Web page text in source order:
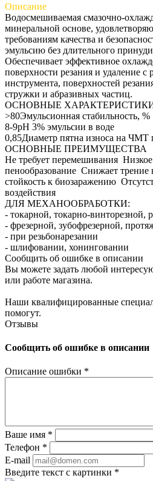
Описание
Водосмешиваемая смазочно-
минеральной основе,
требованиям качества и
эмульсию без длительного
Обеспечивает эффективное
поверхности резания и удаление с
инструмента, поверхностей
стружки и абразивных частиц.
ОСНОВНЫЕ
>80Эмульсионная стабильность, %
8-9pH 3% эмульсии в воде
0,85Диаметр пятна износа на ЧМТ
ОСНОВНЫЕ ПРЕИМУЩЕСТВА
Не требует перемешивания Низкое
пенообразование Снижает трение
стойкость к биозаражению
воздействия
ДЛЯ МЕХАНООБРАБОТКИ:
- токарной, токарно-винторезной,
- фрезерной, зубофрезерной,
- при резьбонарезании
- шлифовании, хонинговании
Сообщить об ошибке в описании
Вы можете задать любой
или работе магазина.
Наши квалифицированные
помогут.
Отзывы
Сообщить об ошибке в описании
Описание ошибки *
Ваше имя *
Телефон *
E-mail
Введите текст с картинки *